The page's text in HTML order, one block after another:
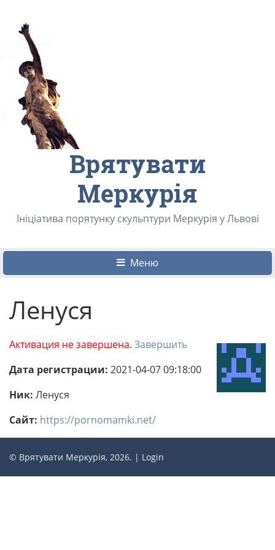
Врятувати
Меркурія
Ініціатива порятунку скульптури Меркурія у Львові
Меню
Ленуся
Активация не завершена. Завершить
Дата регистрации: 2021-04-07 09:18:00
Ник: Ленуся
Сайт: https://pornomamki.net/
© Врятувати Меркурія, 2026. | Login